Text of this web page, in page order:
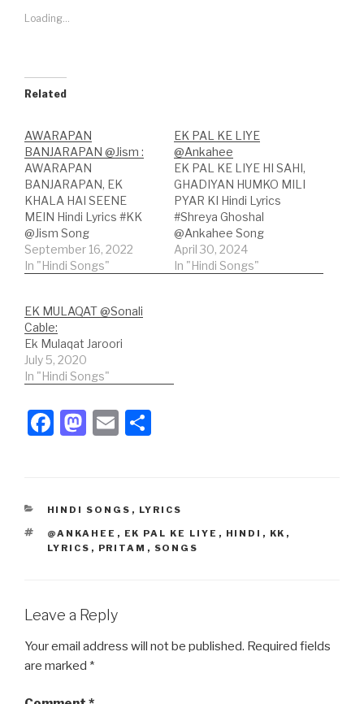
Loading...
Related
AWARAPAN
BANJARAPAN @Jism :
AWARAPAN
BANJARAPAN, EK
KHALA HAI SEENE
MEIN Hindi Lyrics #KK
@Jism Song
Credits:Song: Awarapan
BanjarapanMovie: Jism
Lyrics:आवारापन बंजारापन एक
खला है सीने मेंहर दम हर पल बेचैनी
है, कौन बला है सीने में? इस धरती
पर जिस पल सूरज रोज सवेरे उगता
है। इस धरती…
September 16, 2022
In "Hindi Songs"
EK PAL KE LIYE
@Ankahee
EK PAL KE LIYE HI SAHI,
GHADIYAN HUMKO MILI
PYAR KI Hindi Lyrics
#Shreya Ghoshal
@Ankahee Song
Credits:Song : Ek Pal Ke
LiyeMovie :
April 30, 2024
In "Hindi Songs"
EK MULAQAT @Sonali
Cable:
Ek Mulaqat Jaroori
July 5, 2020
In "Hindi Songs"
F
e
b
o
k
M
o
d
o
E
e
CATEGORIES
HINDI SONGS , LYRICS
TAGS
@ANKAHEE , EK PAL KE LIYE , HINDI , KK ,
LYRICS , PRITAM , SONGS
Leave a Reply
Your email address will not be published. Required fields
are marked *